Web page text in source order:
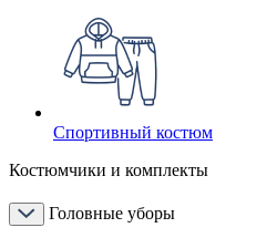
Спортивный костюм
Костюмчики и комплекты
Головные уборы